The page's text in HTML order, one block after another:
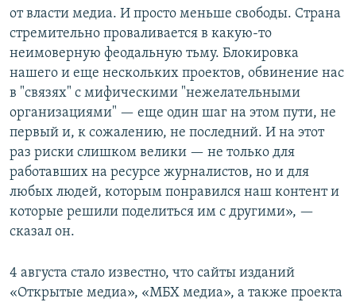
от власти медиа. И просто меньше свободы. Страна
стремительно проваливается в какую-то
неимоверную феодальную тьму. Блокировка
нашего и еще нескольких проектов, обвинение нас
в "связях" с мифическими "нежелательными
организациями" — еще один шаг на этом пути, не
первый и, к сожалению, не последний. И на этот
раз риски слишком велики — не только для
работавших на ресурсе журналистов, но и для
любых людей, которым понравился наш контент и
которые решили поделиться им с другими», —
сказал он.
4 августа стало известно, что сайты изданий
«Открытые медиа», «МБХ медиа», а также проекта